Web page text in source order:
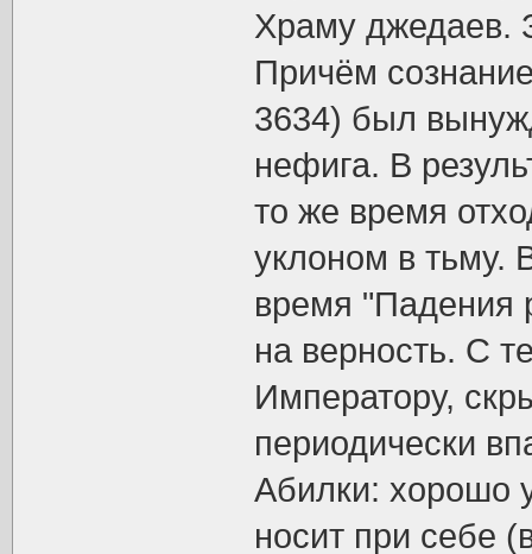
Храму джедаев.
Причём
3634) был
нефига. В
то же время
уклоном в
время "Падения
на верность. С
Императору,
периодически
Абилки: хорошо
носит при себе